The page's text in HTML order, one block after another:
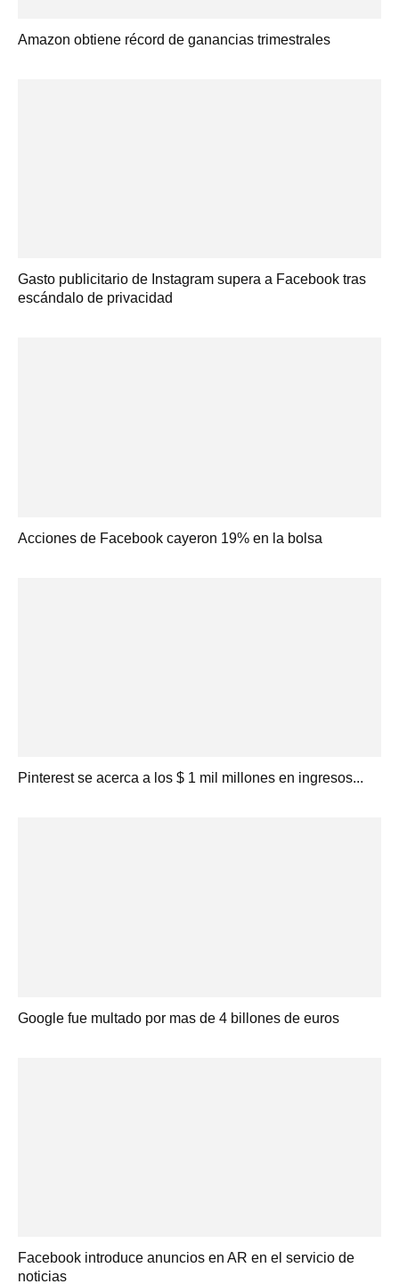
Amazon obtiene récord de ganancias trimestrales
Gasto publicitario de Instagram supera a Facebook tras
escándalo de privacidad
Acciones de Facebook cayeron 19% en la bolsa
Pinterest se acerca a los $ 1 mil millones en ingresos...
Google fue multado por mas de 4 billones de euros
Facebook introduce anuncios en AR en el servicio de
noticias